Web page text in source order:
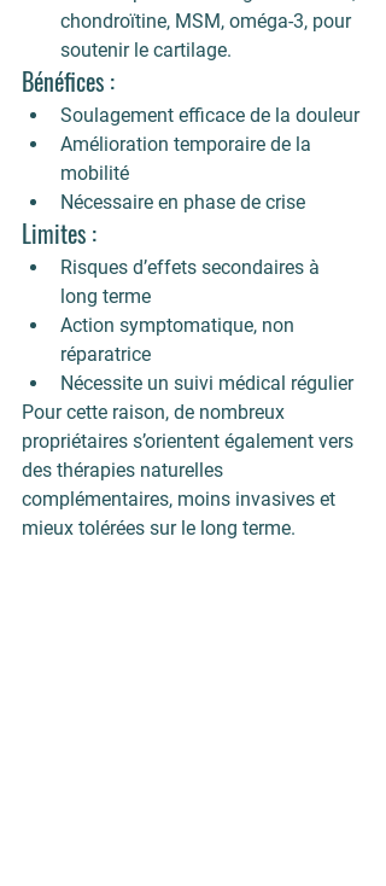
chondroïtine, MSM, oméga-3, pour
soutenir le cartilage.
Bénéfices :
Soulagement efficace de la douleur
Amélioration temporaire de la
mobilité
Nécessaire en phase de crise
Limites :
Risques d’effets secondaires à
long terme
Action symptomatique, non
réparatrice
Nécessite un suivi médical régulier
Pour cette raison, de nombreux
propriétaires s’orientent également vers
des thérapies naturelles
complémentaires, moins invasives et
mieux tolérées sur le long terme.